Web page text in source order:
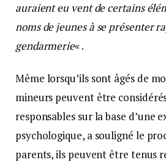
auraient eu vent de certains
noms de jeunes à se présenter
gendarmerie« .
Même lorsqu’ils sont âgés de
mineurs peuvent être
responsables sur la base d’une
psychologique, a souligné le
parents, ils peuvent être tenus